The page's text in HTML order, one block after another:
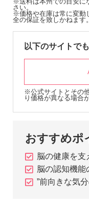
※送料は本州での目安に
さい。
※価格や在庫は常に変動
全の保証を致しかねます。
以下のサイトで
※公式サイトとその
り価格が異なる場合
おすすめポ
脳の健康を支
脳の認知機能
”前向きな気